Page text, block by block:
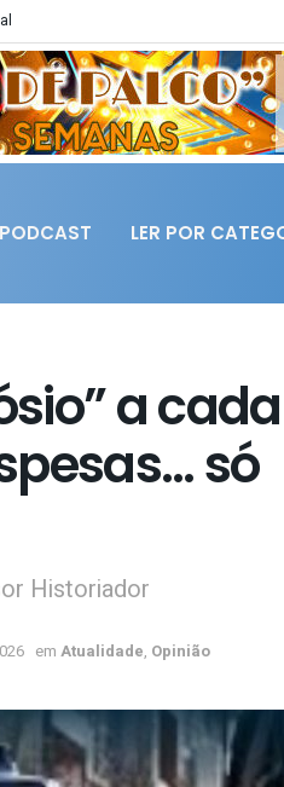
PODCAST LER POR
a cada
só
Historiador
em Atualidade, Opinião